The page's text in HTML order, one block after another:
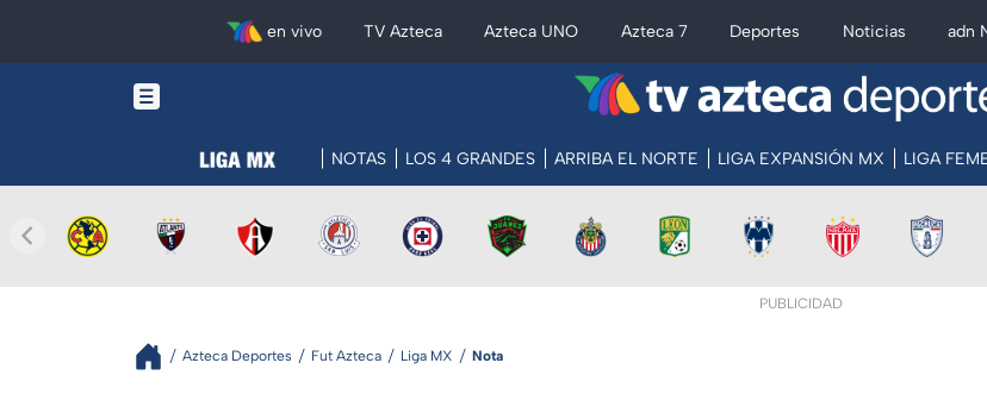
en vivo TV Azteca Azteca UNO Azteca 7 Deportes Noticias adn
NOTAS LOS 4 GRANDES ARRIBA EL NORTE LIGA EXPANSIÓN MX LIGA
PUBLICIDAD
Azteca Deportes Fut Azteca Liga MX Nota